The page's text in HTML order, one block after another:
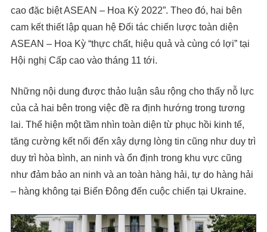
cao đặc biệt ASEAN – Hoa Kỳ 2022”. Theo đó, hai bên
cam kết thiết lập quan hệ Đối tác chiến lược toàn diện
ASEAN – Hoa Kỳ “thực chất, hiệu quả và cùng có lợi” tại
Hội nghị Cấp cao vào tháng 11 tới.
Những nội dung được thảo luận sâu rộng cho thấy nỗ lực
của cả hai bên trong việc đề ra định hướng trong tương
lai. Thể hiện một tầm nhìn toàn diện từ phục hồi kinh tế,
tăng cường kết nối đến xây dựng lòng tin cũng như duy trì
duy trì hòa bình, an ninh và ổn định trong khu vực cũng
như đảm bảo an ninh và an toàn hàng hải, tự do hàng hải
– hàng không tại Biển Đông đến cuộc chiến tại Ukraine.